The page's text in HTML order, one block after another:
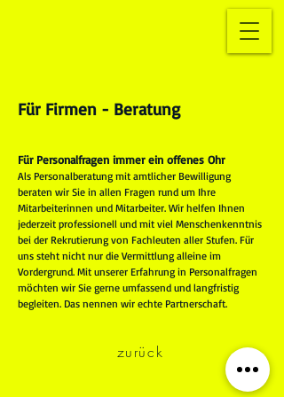
Für Firmen - Beratung
Für Personalfragen immer ein offenes Ohr
Als Personalberatung mit amtlicher Bewilligung
beraten wir Sie in allen Fragen rund um Ihre
Mitarbeiterinnen und Mitarbeiter. Wir helfen Ihnen
jederzeit professionell und mit viel Menschenkenntnis
bei der Rekrutierung von Fachleuten aller Stufen. Für
uns steht nicht nur die Vermittlung alleine im
Vordergrund. Mit unserer Erfahrung in Personalfragen
möchten wir Sie gerne umfassend und langfristig
begleiten. Das nennen wir echte Partnerschaft.
zurück